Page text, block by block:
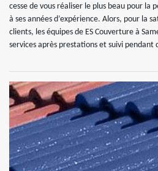
cesse de vous réaliser le plus beau pour la
à ses années d’expérience. Alors, pour la
clients, les équipes de ES Couverture à
services après prestations et suivi pendant